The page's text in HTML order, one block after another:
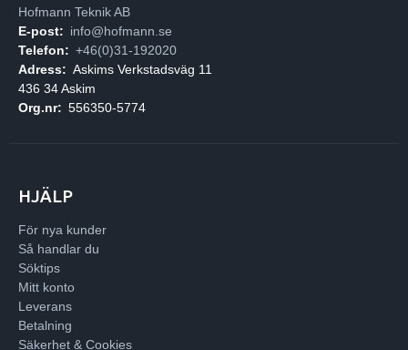
Hofmann Teknik AB
E-post: info@hofmann.se
Telefon: +46(0)31-192020
Adress: Askims Verkstadsväg 11
436 34 Askim
Org.nr: 556350-5774
HJÄLP
För nya kunder
Så handlar du
Söktips
Mitt konto
Leverans
Betalning
Säkerhet & Cookies